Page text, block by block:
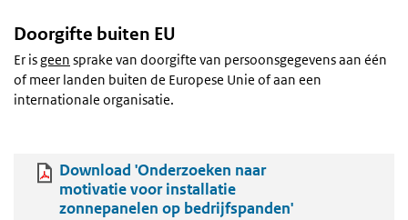
Doorgifte buiten EU
Er isgeen sprake van doorgifte van persoonsgegevens aan één
of meer landen buiten de Europese Unie of aan een
internationale organisatie.
Download 'Onderzoeken naar
motivatie voor installatie
zonnepanelen op bedrijfspanden'